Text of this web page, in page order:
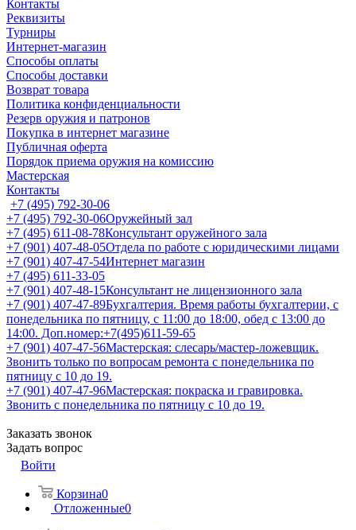
Контакты
Реквизиты
Турниры
Интернет-магазин
Способы оплаты
Способы доставки
Возврат товара
Политика конфиденциальности
Резерв оружия и патронов
Покупка в интернет магазине
Публичная оферта
Порядок приема оружия на комиссию
Мастерская
Контакты
+7 (495) 792-30-06
+7 (495) 792-30-06Оружейный зал
+7 (495) 611-08-78Консультант оружейного зала
+7 (901) 407-48-05Отдела по работе с юридическими лицами
+7 (901) 407-47-54Интернет магазин
+7 (495) 611-33-05
+7 (901) 407-48-15Консультант не лицензионного зала
+7 (901) 407-47-89Бухгалтерия. Время работы бухгалтерии, с
понедельника по пятницу, с 11:00 до 18:00, обед с 13:00 до
14:00. Доп.номер:+7(495)611-59-65
+7 (901) 407-47-56Мастерская: слесарь/мастер-ложевщик.
Звонить только по вопросам ремонта с понедельника по
пятницу с 10 до 19.
+7 (901) 407-47-96Мастерская: покраска и гравировка.
Звонить с понедельника по пятницу с 10 до 19.
Заказать звонок
Задать вопрос
Войти
Корзина0
Отложенные0